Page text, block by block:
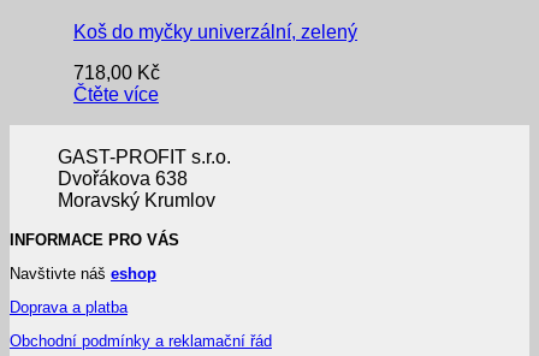
Koš do myčky univerzální, zelený
718,00 Kč
Čtěte více
GAST-PROFIT s.r.o.
Dvořákova 638
Moravský Krumlov
INFORMACE PRO VÁS
Navštivte náš eshop
Doprava a platba
Obchodní podmínky a reklamační řád